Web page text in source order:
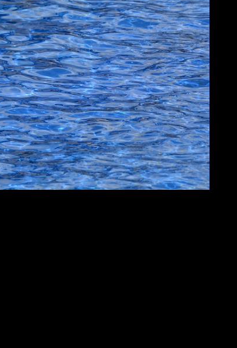
PRODUKTY
Stabilizátor tvrdosti pro
udržení optimálních
hodnot bazénové vody